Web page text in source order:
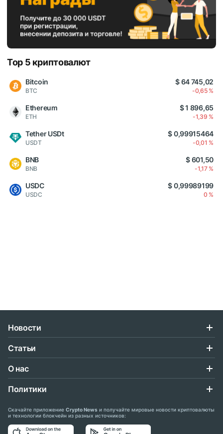
Top 5 криптовалют
Bitcoin
BTC
$ 64 745,02
-0,65 %
Ethereum
ETH
$ 1 896,65
-1,39 %
Tether USDt
USDT
$ 0,99915464
-0,01 %
BNB
BNB
$ 601,50
-1,17 %
USDC
USDC
$ 0,99989199
0 %
Новости
Статьи
О нас
Политики
Скачайте приложение Crypto News и получайте мировые новости криптовалюты
и технологии блокчейн из разных источников: